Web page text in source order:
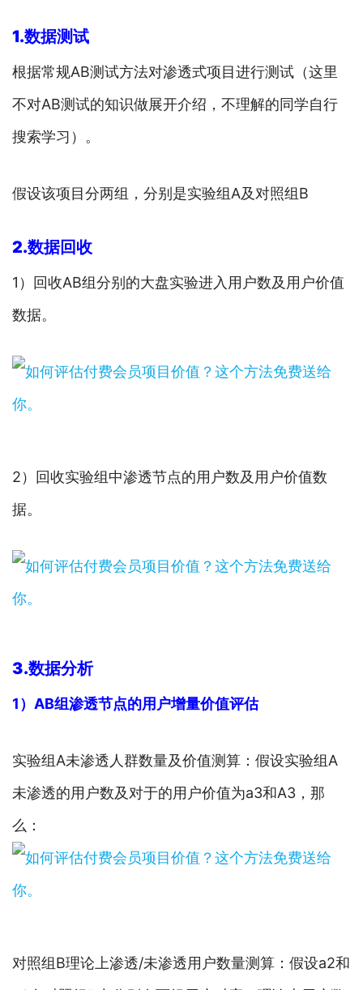
1.数据测试
根据常规AB测试方法对渗透式项目进行测试（这里
不对AB测试的知识做展开介绍，不理解的同学自行
搜索学习）。
假设该项目分两组，分别是实验组A及对照组B
2.数据回收
1）回收AB组分别的大盘实验进入用户数及用户价值
数据。
2）回收实验组中渗透节点的用户数及用户价值数
据。
3.数据分析
1）AB组渗透节点的用户增量价值评估
实验组A未渗透人群数量及价值测算：假设实验组A
未渗透的用户数及对于的用户价值为a3和A3，那
么：
对照组B理论上渗透/未渗透用户数量测算：假设a2和